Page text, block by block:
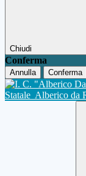
Chiudi
Conferma
Annulla Conferma
Statale Alberico da